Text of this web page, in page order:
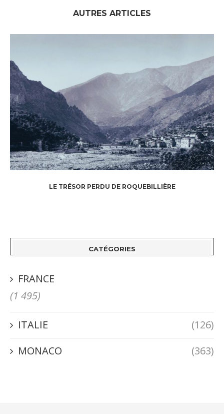
AUTRES ARTICLES
LE TRÉSOR PERDU DE ROQUEBILLIÈRE
CATÉGORIES
FRANCE
(1 495)
ITALIE
(126)
MONACO
(363)